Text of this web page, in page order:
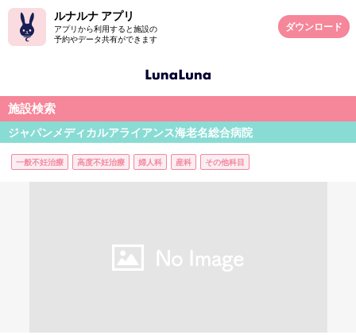
ルナルナ アプリ
アプリから利用すると施設の
予約やデータ共有ができます
ダウンロード
施設検索
ジャパンメディカルアライアンス海老名総合病院
一般不妊治療 高度不妊治療 婦人科 産科 その他科目